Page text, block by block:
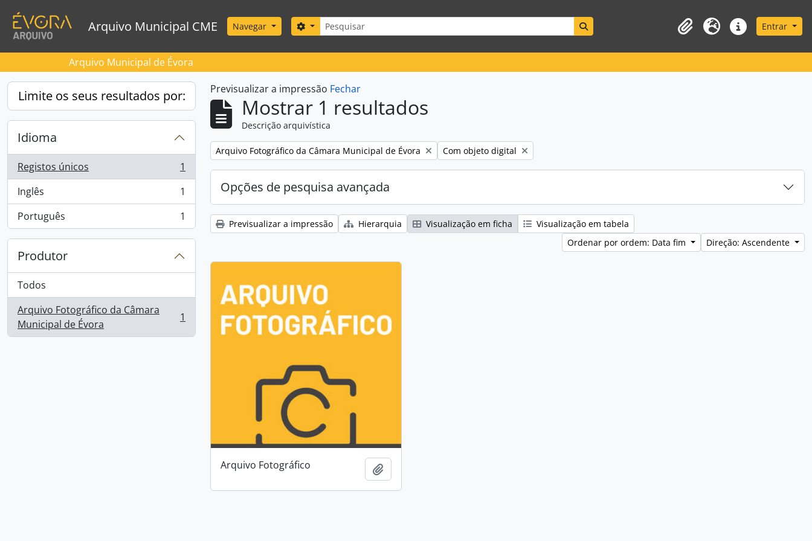
Arquivo Municipal CME Navegar Pesquisar
Search options Search in browse page
Área de transferência
Idioma Ligações rápidas
Entrar
Arquivo Municipal de Évora
Limite os seus resultados por:
Idioma
Registos únicos
, 1 resultados
1
Inglês
, 1 resultados
1
Português
, 1 resultados 1
Produtor
Todos
Arquivo Fotográfico da Câmara
Municipal de Évora
, 1 resultados 1
Previsualizar a impressão Fechar
Mostrar 1 resultados
Descrição arquivística
Remove filter:
Arquivo Fotográfico da Câmara Municipal de Évora Remove filter:
Com objeto digital
Opções de pesquisa avançada
Previsualizar a impressão Hierarquia Visualização em ficha
Visualização em tabela
Ordenar por ordem: Data fim
Direção: Ascendente
Arquivo Fotográfico